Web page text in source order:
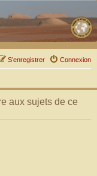
Connexion
S’enregistrer
aux sujets de ce